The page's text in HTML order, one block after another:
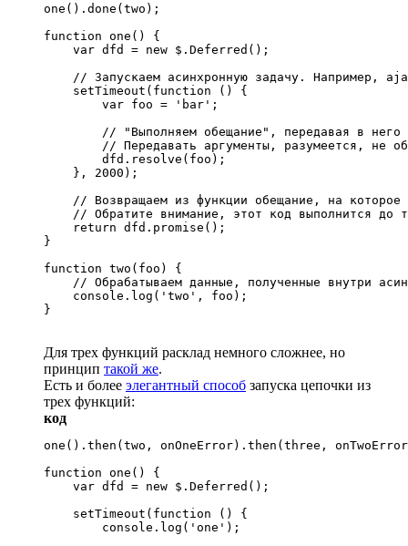
one().done(two);
function one() {
    var dfd = new $.Deferred();
// Запускаем асинхронную задачу. Например,
    setTimeout(function () {
        var foo = 'bar';
// "Выполняем обещание", передавая в него
// Передавать аргументы, разумеется, не
        dfd.resolve(foo);
    }, 2000);
// Возвращаем из функции обещание, на
// Обратите внимание, этот код выполнится до
    return dfd.promise();
}
function two(foo) {
// Обрабатываем данные, полученные внутри
    console.log('two', foo);
}
Для трех функций расклад немного сложнее, но
принцип такой же.
Есть и более элегантный способ запуска цепочки из
трех функций:
код
one().then(two, onOneError).then(three,
function one() {
    var dfd = new $.Deferred();
    setTimeout(function () {
        console.log('one');